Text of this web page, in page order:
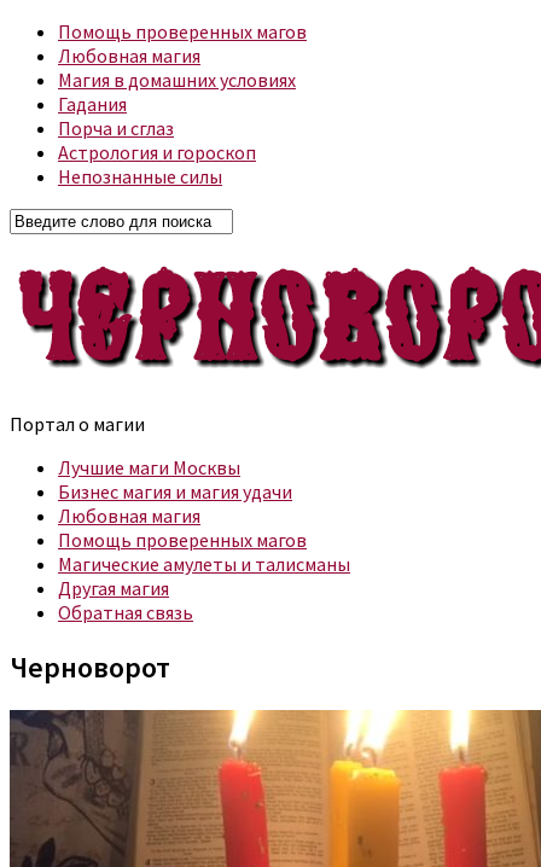
Помощь проверенных магов
Любовная магия
Магия в домашних условиях
Гадания
Порча и сглаз
Астрология и гороскоп
Непознанные силы
Портал о магии
Лучшие маги Москвы
Бизнес магия и магия удачи
Любовная магия
Помощь проверенных магов
Магические амулеты и талисманы
Другая магия
Обратная связь
Черноворот